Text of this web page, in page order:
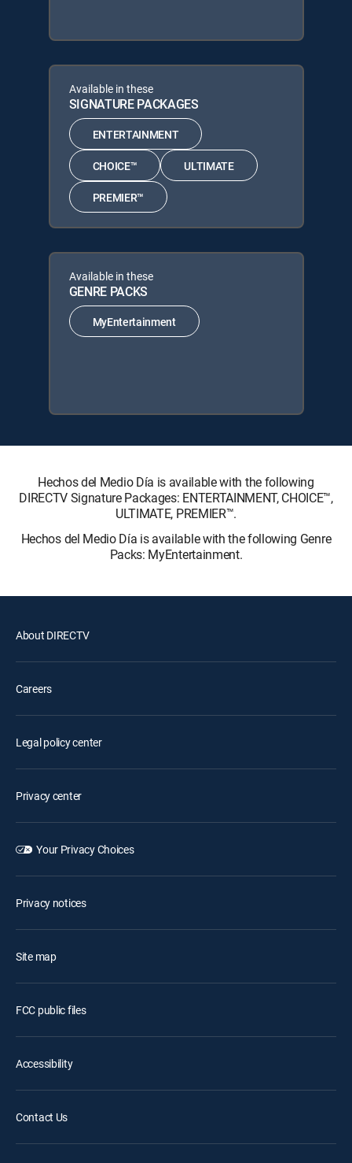
Available in these
SIGNATURE PACKAGES
ENTERTAINMENT
CHOICE™ ULTIMATE
PREMIER™
Available in these
GENRE PACKS
MyEntertainment
Hechos del Medio Día is available with the following
DIRECTV Signature Packages: ENTERTAINMENT, CHOICE™,
ULTIMATE, PREMIER™.
Hechos del Medio Día is available with the following Genre
Packs: MyEntertainment.
About DIRECTV
Careers
Legal policy center
Privacy center
Your Privacy Choices
Privacy notices
Site map
FCC public files
Accessibility
Contact Us